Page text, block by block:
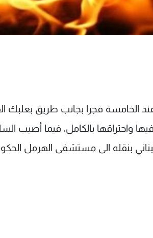
الخامسة فجرا بجانب طريق بعلبك
ما تسبب باندلاع النار فيها واحتراقها بالكامل، فيما أصيب
بنقله الى مستشفى الهرمل